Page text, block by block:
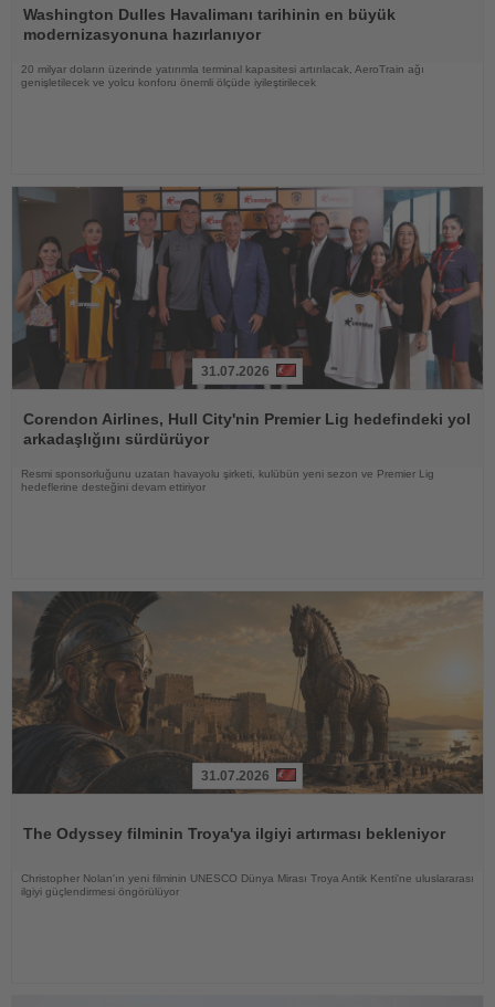
Oku
Washington Dulles Havalimanı tarihinin en büyük
modernizasyonuna hazırlanıyor
20 milyar doların üzerinde yatırımla terminal kapasitesi artırılacak, AeroTrain ağı
genişletilecek ve yolcu konforu önemli ölçüde iyileştirilecek
Oku
31.07.2026
Corendon Airlines, Hull City'nin Premier Lig hedefindeki yol
arkadaşlığını sürdürüyor
Resmi sponsorluğunu uzatan havayolu şirketi, kulübün yeni sezon ve Premier Lig
hedeflerine desteğini devam ettiriyor
31.07.2026
The Odyssey filminin Troya'ya ilgiyi artırması bekleniyor
Christopher Nolan'ın yeni filminin UNESCO Dünya Mirası Troya Antik Kenti'ne uluslararası
ilgiyi güçlendirmesi öngörülüyor